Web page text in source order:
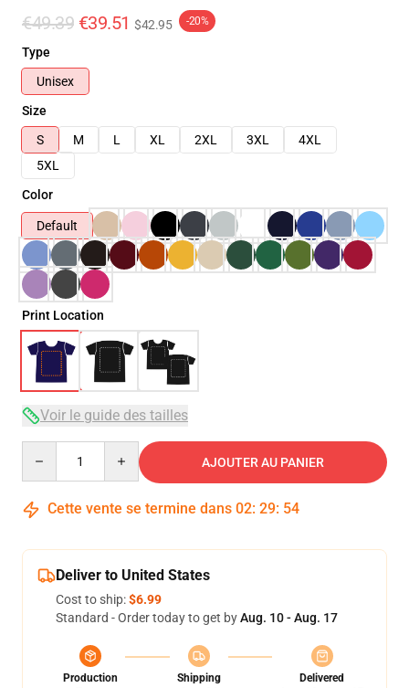
€49.39 €39.51 $42.95 -20%
Type
Unisex
Size
S
M L XL 2XL 3XL
4XL
5XL
Color
Default
Print Location
Voir le guide des tailles
AJOUTER AU PANIER
Cette vente se termine dans 02: 29: 54
Deliver to United States
Cost to ship:$6.99
Standard - Order today to get byAug. 10 - Aug. 17
Production
Shipping
Delivered